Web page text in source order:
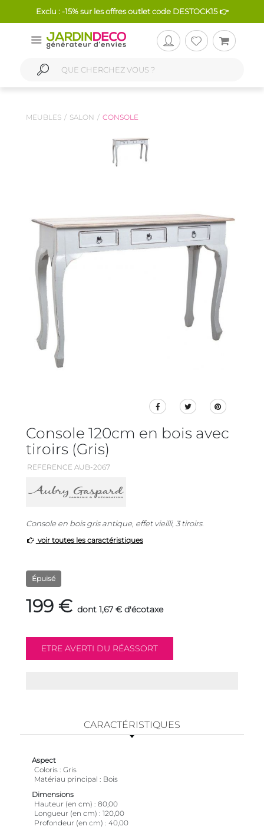
Exclu : -15% sur les offres outlet code DESTOCK15 👉
MEUBLES SALON CONSOLE
Console 120cm en bois avec
tiroirs (Gris)
REFERENCE AUB-2067
Console en bois gris antique, effet vieilli, 3 tiroirs.
voir toutes les caractéristiques
Épuisé
199 € dont 1,67 € d'écotaxe
CARACTÉRISTIQUES
Aspect
Coloris Gris
Matériau principal
Bois
Dimensions
Hauteur (en cm)
80,00
Longueur (en cm)
120,00
Profondeur (en cm)
40,00